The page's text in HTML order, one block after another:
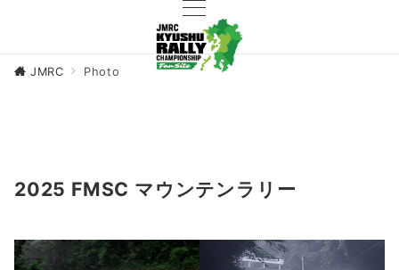
JMRC Photo
2025 FMSC マウンテンラリー